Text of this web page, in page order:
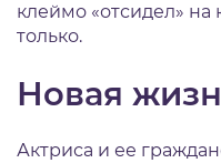
клеймо «отсидел» на
только.
Новая
Актриса и ее